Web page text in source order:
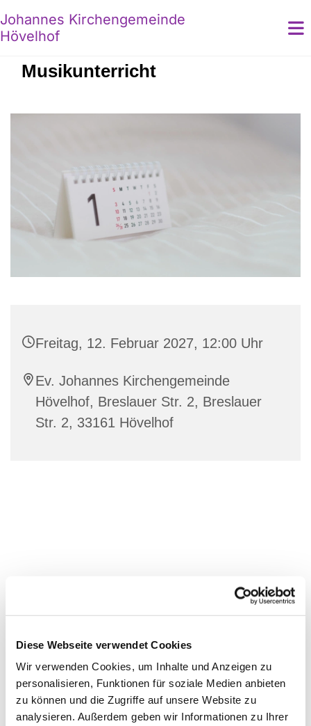
Diese Webseite verwendet Cookies
Wir verwenden Cookies, um Inhalte und Anzeigen zu
personalisieren, Funktionen für soziale Medien anbieten
zu können und die Zugriffe auf unsere Website zu
analysieren. Außerdem geben wir Informationen zu Ihrer
Johannes Kirchengemeinde
Hövelhof
Musikunterricht
Freitag, 12. Februar 2027, 12:00 Uhr
Ev. Johannes Kirchengemeinde
Hövelhof, Breslauer Str. 2, Breslauer
Str. 2, 33161 Hövelhof